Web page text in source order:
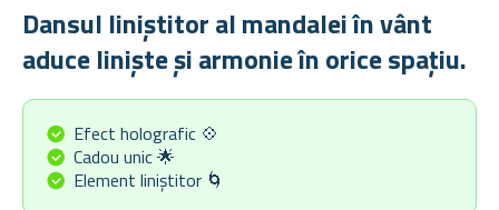
Dansul liniștitor al mandalei în vânt
aduce liniște și armonie în orice spațiu.
Efect holografic 💠
Cadou unic 🌟
Element liniștitor 🌀